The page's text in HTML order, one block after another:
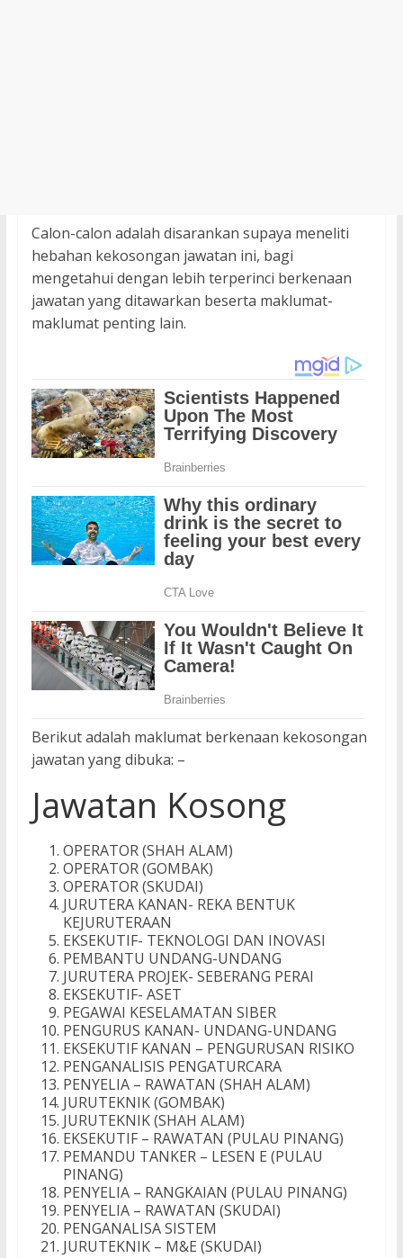
Calon-calon adalah disarankan supaya meneliti
hebahan kekosongan jawatan ini, bagi
mengetahui dengan lebih terperinci berkenaan
jawatan yang ditawarkan beserta maklumat-
maklumat penting lain.
Berikut adalah maklumat berkenaan kekosongan
jawatan yang dibuka: –
Jawatan Kosong
OPERATOR (SHAH ALAM)
OPERATOR (GOMBAK)
OPERATOR (SKUDAI)
JURUTERA KANAN- REKA BENTUK
KEJURUTERAAN
EKSEKUTIF- TEKNOLOGI DAN INOVASI
PEMBANTU UNDANG-UNDANG
JURUTERA PROJEK- SEBERANG PERAI
EKSEKUTIF- ASET
PEGAWAI KESELAMATAN SIBER
PENGURUS KANAN- UNDANG-UNDANG
EKSEKUTIF KANAN – PENGURUSAN RISIKO
PENGANALISIS PENGATURCARA
PENYELIA – RAWATAN (SHAH ALAM)
JURUTEKNIK (GOMBAK)
JURUTEKNIK (SHAH ALAM)
EKSEKUTIF – RAWATAN (PULAU PINANG)
PEMANDU TANKER – LESEN E (PULAU
PINANG)
PENYELIA – RANGKAIAN (PULAU PINANG)
PENYELIA – RAWATAN (SKUDAI)
PENGANALISA SISTEM
JURUTEKNIK – M&E (SKUDAI)